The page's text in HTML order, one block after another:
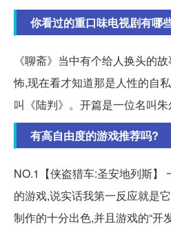
你看过的重口味电视剧有哪
《聊斋》当中有个给人换头的
怖,现在看才知道那是人性的自
叫《陆判》。开篇是一位名叫朱
有高自由度的游戏推荐吗?
NO.1【侠盗猎车:圣安地列斯】
的游戏,说实话我第一反应就是
制作的十分出色,并且游戏的“开